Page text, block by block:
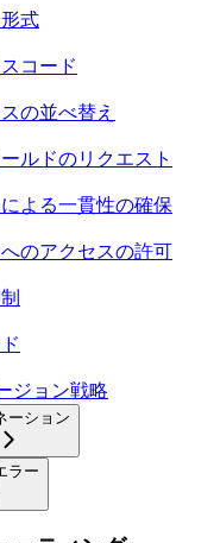
式
コード
の並べ替え
ルドのリクエスト
よる一貫性の確保
へのアクセスの許可
ジョン戦略
ーション
ラー